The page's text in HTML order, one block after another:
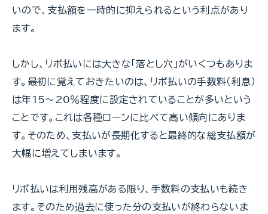
いので、支払額を一時的に抑えられるという利点があり
ます。
しかし、リボ払いには大きな「落とし穴」がいくつもありま
す。最初に覚えておきたいのは、リボ払いの手数料（利息）
は年15～20％程度に設定されていることが多いという
ことです。これは各種ローンに比べて高い傾向にありま
す。そのため、支払いが長期化すると最終的な総支払額が
大幅に増えてしまいます。
リボ払いは利用残高がある限り、手数料の支払いも続き
ます。そのため過去に使った分の支払いが終わらないま